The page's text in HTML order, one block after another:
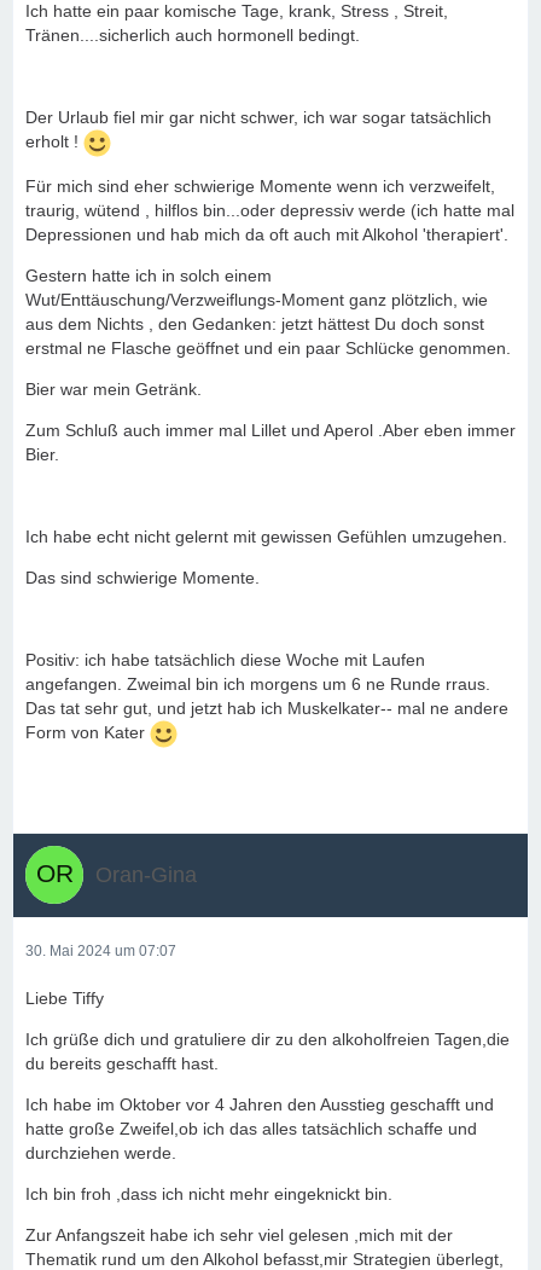
Ich hatte ein paar komische Tage, krank, Stress , Streit,
Tränen....sicherlich auch hormonell bedingt.
Der Urlaub fiel mir gar nicht schwer, ich war sogar tatsächlich
erholt !
Für mich sind eher schwierige Momente wenn ich verzweifelt,
traurig, wütend , hilflos bin...oder depressiv werde (ich hatte mal
Depressionen und hab mich da oft auch mit Alkohol 'therapiert'.
Gestern hatte ich in solch einem
Wut/Enttäuschung/Verzweiflungs-Moment ganz plötzlich, wie
aus dem Nichts , den Gedanken: jetzt hättest Du doch sonst
erstmal ne Flasche geöffnet und ein paar Schlücke genommen.
Bier war mein Getränk.
Zum Schluß auch immer mal Lillet und Aperol .Aber eben immer
Bier.
Ich habe echt nicht gelernt mit gewissen Gefühlen umzugehen.
Das sind schwierige Momente.
Positiv: ich habe tatsächlich diese Woche mit Laufen
angefangen. Zweimal bin ich morgens um 6 ne Runde rraus.
Das tat sehr gut, und jetzt hab ich Muskelkater-- mal ne andere
Form von Kater
Oran-Gina
30. Mai 2024 um 07:07
Liebe Tiffy
Ich grüße dich und gratuliere dir zu den alkoholfreien Tagen,die
du bereits geschafft hast.
Ich habe im Oktober vor 4 Jahren den Ausstieg geschafft und
hatte große Zweifel,ob ich das alles tatsächlich schaffe und
durchziehen werde.
Ich bin froh ,dass ich nicht mehr eingeknickt bin.
Zur Anfangszeit habe ich sehr viel gelesen ,mich mit der
Thematik rund um den Alkohol befasst,mir Strategien überlegt,